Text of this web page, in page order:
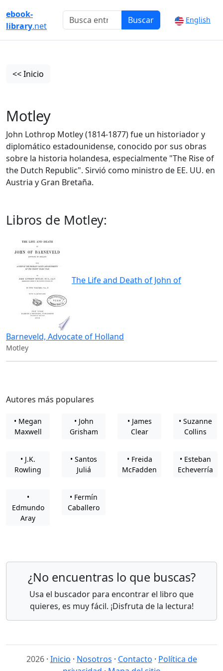
ebook-
library.net
Buscar English
<< Inicio
Motley
John Lothrop Motley (1814-1877) fue un historiador y
diplomático estadounidense, conocido por sus obras
sobre la historia holandesa, especialmente "The Rise of
the Dutch Republic". Sirvió como ministro de EE. UU. en
Austria y Gran Bretaña.
Libros de Motley:
The Life and Death of John of
Barneveld, Advocate of Holland
Motley
Autores más populares
• Megan
Maxwell
• John
Grisham
• James
Clear
• Suzanne
Collins
• J.K.
Rowling
• Santos
Juliá
• Freida
McFadden
• Esteban
Echeverría
•
Edmundo
Aray
• Fermín
Caballero
¿No encuentras lo que buscas?
Usa el buscador para encontrar el libro que
quieres, es muy fácil. ¡Disfruta de la lectura!
2026· Inicio · Nosotros · Contacto · Política de